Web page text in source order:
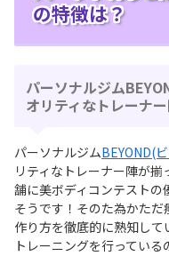
の特徴は？
パーソナルジム
オリティなトレーナ
パーソナルジムBEYOND(
リティなトレーナー陣が
舗に美ボディコンテストの
そうです！そのた為かた
作り方を徹底的に熟知し
トレーニングを行っている